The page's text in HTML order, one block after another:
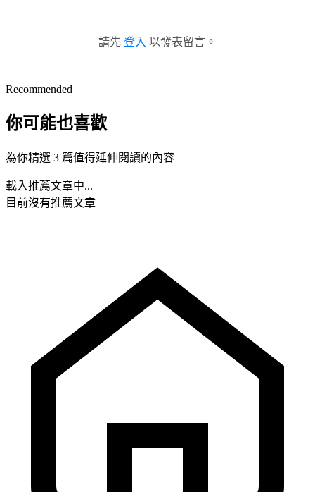
請先 登入 以發表留言。
Recommended
你可能也喜歡
為你精選 3 篇值得延伸閱讀的內容
載入推薦文章中...
目前沒有推薦文章